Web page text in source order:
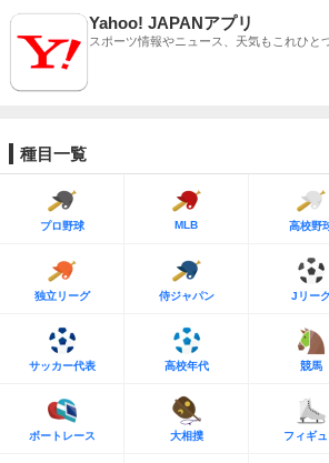
Yahoo! JAPANアプリ
スポーツ情報やニュース、天気もこれひと
種目一覧
プロ野球 MLB 高校野
独立リーグ 侍ジャパン Jリー
サッカー代表 高校年代 競馬
ボートレース 大相撲 フィギ